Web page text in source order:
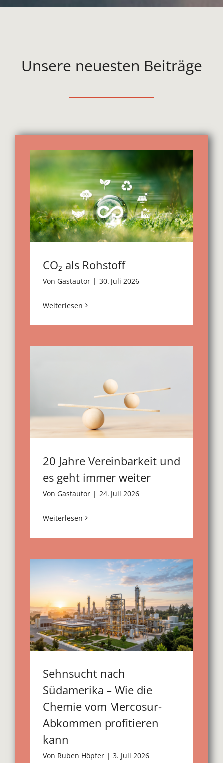
Unsere neuesten Beiträge
CO₂ als Rohstoff
Von Gastautor | 30. Juli 2026
Weiterlesen
20 Jahre Vereinbarkeit und
es geht immer weiter
Von Gastautor | 24. Juli 2026
Weiterlesen
Sehnsucht nach
Südamerika – Wie die
Chemie vom Mercosur-
Abkommen profitieren
kann
Von Ruben Höpfer | 3. Juli 2026